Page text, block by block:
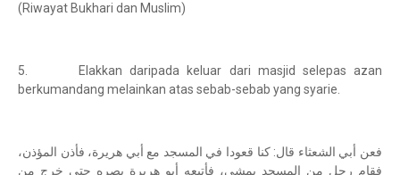
(Riwayat Bukhari dan Muslim)
5. Elakkan daripada keluar dari masjid selepas azan
berkumandang melainkan atas sebab-sebab yang syarie.
فعن أبي الشعثاء قال: كنا قعودا في المسجد مع أبي هريرة، فأذن المؤذن،
فقام رجل من المسجد يمشي، فأتبعه أبو هريرة بصره حتى خرج من